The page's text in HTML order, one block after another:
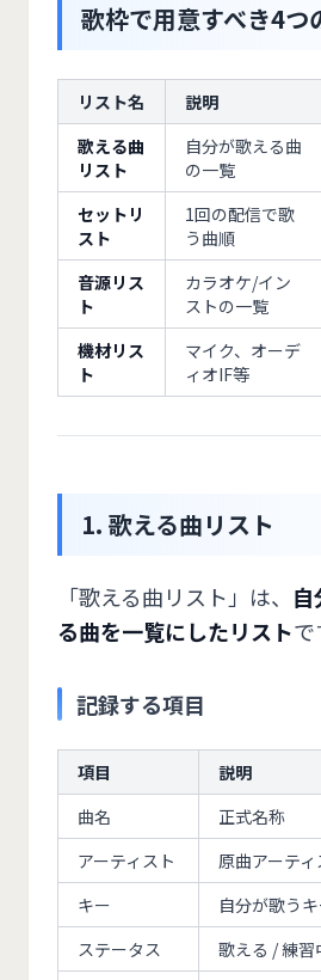
歌枠で用意すべき4つ
リスト名 説明
歌える曲
リスト
自分が歌える曲
の一覧
セットリ
スト
1回の配信で歌
う曲順
音源リス
ト
カラオケ/イン
ストの一覧
機材リス
ト
マイク、オーデ
ィオIF等
1. 歌える曲リスト
「歌える曲リスト」は、
る曲を一覧にしたリストで
記録する項目
項目
説明
曲名
正式名称
アーティスト
原曲アーティ
キー
自分が歌う
ステータス
歌える / 練習